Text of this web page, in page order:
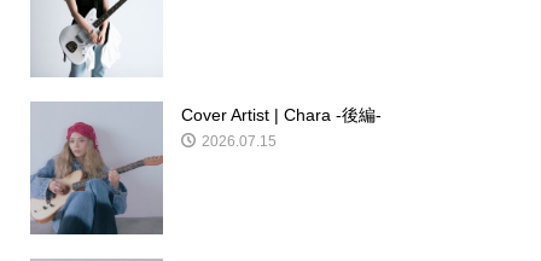
Cover Artist | Chara -後編-
2026.07.15